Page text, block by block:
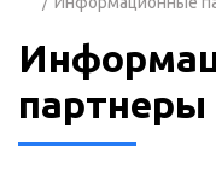
партнеры